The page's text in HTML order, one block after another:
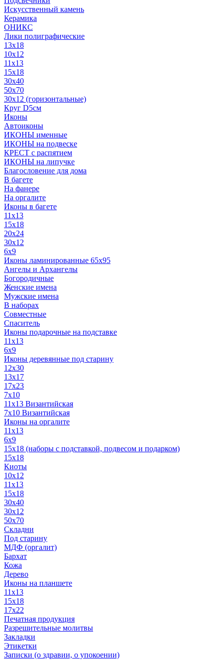
Искусственный камень
Керамика
ОНИКС
Лики полиграфические
13x18
10x12
11х13
15х18
30x40
50x70
30x12 (горизонтальные)
Круг D5см
Иконы
Автоиконы
ИКОНЫ именные
ИКОНЫ на подвеске
КРЕСТ с распятием
ИКОНЫ на липучке
Благословение для дома
В багете
На фанере
На оргалите
Иконы в багете
11x13
15x18
20x24
30х12
6x9
Иконы ламинированные 65x95
Ангелы и Архангелы
Богородичные
Женские имена
Мужские имена
В наборах
Совместные
Спаситель
Иконы подарочные на подставке
11x13
6x9
Иконы деревянные под старину
12х30
13x17
17x23
7x10
11x13 Византийская
7x10 Византийская
Иконы на оргалите
11x13
6x9
15х18 (наборы с подставкой, подвесом и подарком)
15x18
Киоты
10x12
11x13
15x18
30x40
30х12
50x70
Складни
Под старину
МДФ (оргалит)
Бархат
Кожа
Дерево
Иконы на планшете
11х13
15х18
17х22
Печатная продукция
Разрешительные молитвы
Закладки
Этикетки
Записки (о здравии, о упокоении)